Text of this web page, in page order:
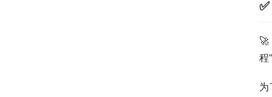
✅
🚀
程
为